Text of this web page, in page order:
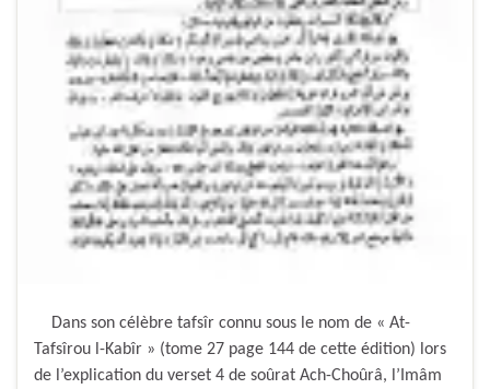
Dans son célèbre tafsîr connu sous le nom de « At-
Tafsîrou l-Kabîr » (tome 27 page 144 de cette édition) lors
de l’explication du verset 4 de soûrat Ach-Choûrâ, l’Imâm